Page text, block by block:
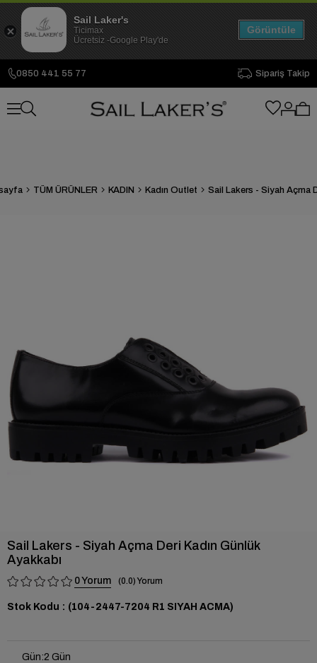
0850 441 55 77 Sipariş Takip
TÜM ÜRÜNLER KADIN Kadın Outlet
Sail Lakers - Siyah Açma Deri Kadın Günlük
Ayakkabı
0 0.0
Stok Kodu (104-2447-7204 R1 SIYAH ACMA)
Gün:2 Gün
Sail Laker's
Ticimax
Ücretsiz -Google Play'de
Görüntüle